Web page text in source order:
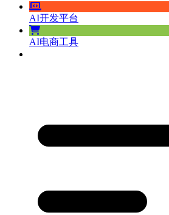
AI开发平台
AI电商工具